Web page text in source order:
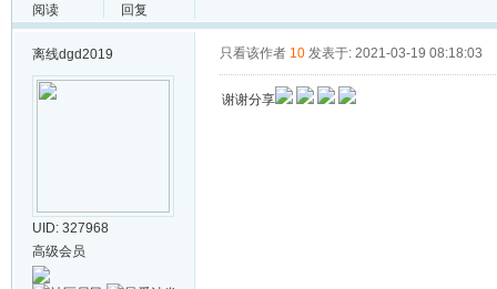
阅读
回复
离线dgd2019
UID: 327968
高级会员
只看该作者 10 发表于: 2021-03-19 08:18:03
谢谢分享